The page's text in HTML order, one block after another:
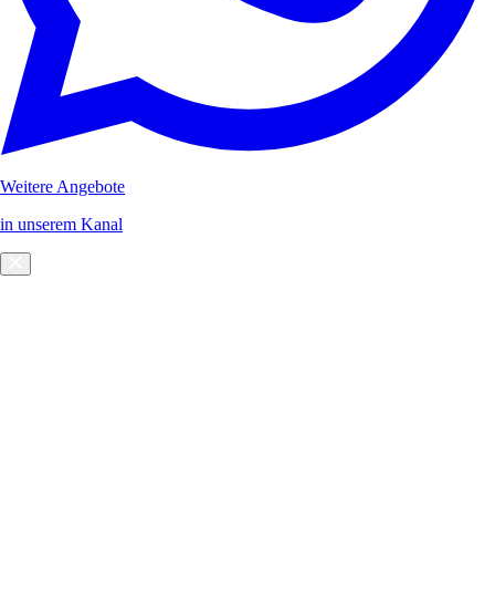
Weitere Angebote
in unserem Kanal